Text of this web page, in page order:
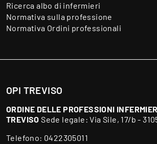
Ricerca albo di infermieri
Normativa sulla professione
Normativa Ordini professionali
OPI TREVISO
ORDINE DELLE PROFESSIONI
TREVISO Sede legale: Via Sile, 17/b -
Telefono: 0422305011